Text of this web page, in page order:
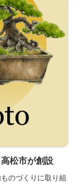
松市が創設
のづくりに取り組